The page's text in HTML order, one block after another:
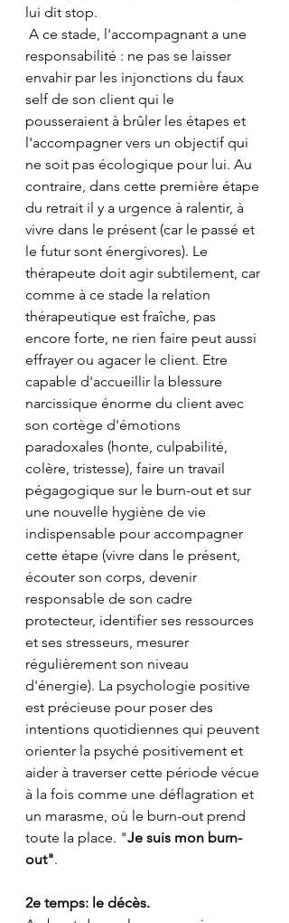
lui dit stop.
responsabilité : ne pas se laisser
envahir par les injonctions du faux
self de son client qui le
pousseraient à brûler les étapes et
l'accompagner vers un objectif qui
ne soit pas écologique pour lui. Au
contraire, dans cette première étape
du retrait il y a urgence à ralentir, à
vivre dans le présent (car le passé et
le futur sont énergivores). Le
thérapeute doit agir subtilement, car
comme à ce stade la relation
thérapeutique est fraîche, pas
encore forte, ne rien faire peut aussi
effrayer ou agacer le client. Etre
capable d'accueillir la blessure
narcissique énorme du client avec
son cortège d'émotions
paradoxales (honte, culpabilité,
colère, tristesse), faire un travail
pégagogique sur le burn-out et sur
une nouvelle hygiène de vie
indispensable pour accompagner
cette étape (vivre dans le présent,
écouter son corps, devenir
responsable de son cadre
protecteur, identifier ses ressources
et ses stresseurs, mesurer
régulièrement son niveau
d'énergie). La psychologie positive
est précieuse pour poser des
intentions quotidiennes qui peuvent
orienter la psyché positivement et
aider à traverser cette période vécue
à la fois comme une déflagration et
un marasme, où le burn-out prend
toute la place. "Je suis mon burn-
out".
2e temps: le décès.